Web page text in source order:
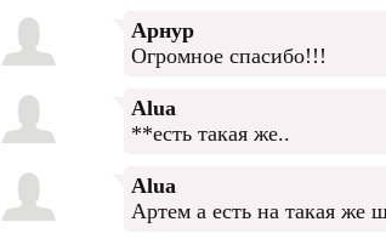
Арнур
Огромное спасибо!!!
Alua
**есть такая же..
Alua
Артем а есть на такая же